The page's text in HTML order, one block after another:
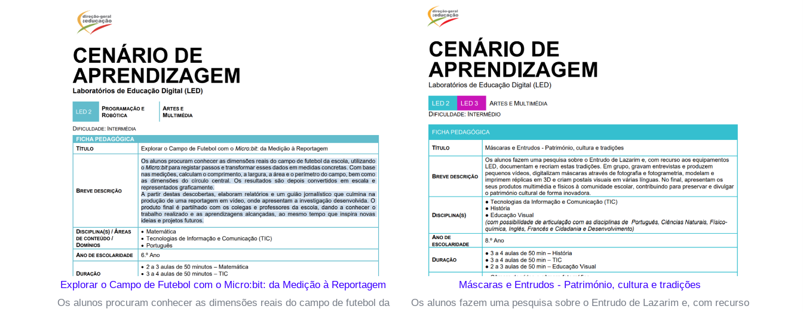
Explorar o Campo de Futebol com o Micro:bit: da Medição à Reportagem
Os alunos procuram conhecer as dimensões reais do campo de futebol da
Máscaras e Entrudos - Património, cultura e tradições
Os alunos fazem uma pesquisa sobre o Entrudo de Lazarim e, com recurso